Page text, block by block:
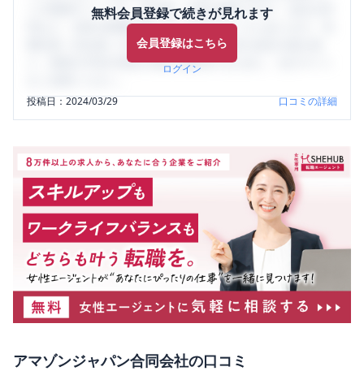
無料会員登録で続きが見れます
会員登録はこちら
ログイン
ミの投稿サイトです。給与面・女性の働きやすさ・会社の評
判など、女性の転職は気にすべき点がたくさんあります。先
輩社員（元社員）の口コミを通して、本当の会社の姿を知
り、将来の不安や現在の悩みを解消するために、ぜひサイト
投稿日：2024/03/29 口コミの詳細
アマゾンジャパン合同会社の口コミ